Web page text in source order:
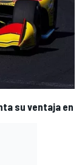
su ventaja en